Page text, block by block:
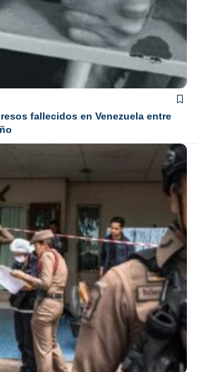
fallecidos en Venezuela entre